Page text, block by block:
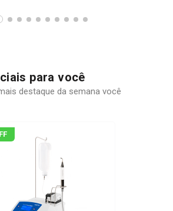
para você
destaque da semana você